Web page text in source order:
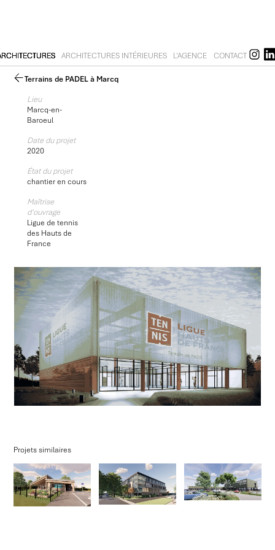
ARCHITECTURES INTÉRIEURES L'AGENCE CONTACT
Terrains de PADEL à Marcq
Lieu
Marcq-en-
Baroeul
Date du projet
2020
État du projet
chantier en cours
Maîtrise
d'ouvrage
Ligue de tennis
des Hauts de
France
Projets similaires